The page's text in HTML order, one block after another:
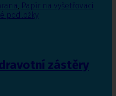
, Papír na vyšetřovací
podložky
zástěry